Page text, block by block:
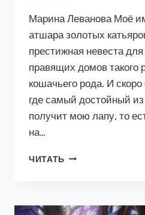
Марина Леванова Моё
атшара золотых
престижная невеста
правящих домов такого
кошачьего рода. И
где самый достойный из
получит мою лапу, то
на…
ЧИТАТЬ ПОПАДАНКА,
ПО